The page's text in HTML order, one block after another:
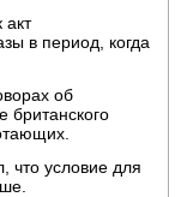
акт
в период, когда
об
что условие для